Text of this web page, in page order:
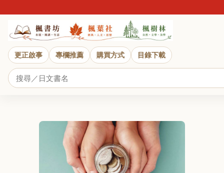
更正啟事 專欄推薦 購買方式 目錄下載